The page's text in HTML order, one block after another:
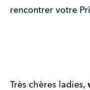
rencontrer votre
Très chères ladies,